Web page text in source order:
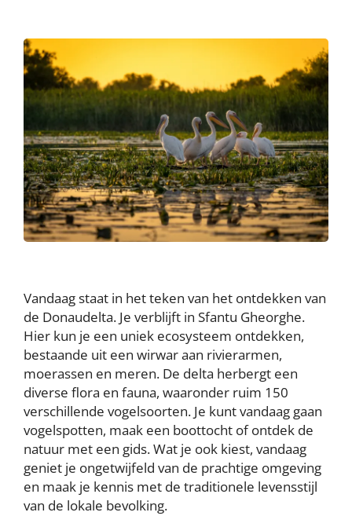
Vandaag staat in het teken van het ontdekken van
de Donaudelta. Je verblijft in Sfantu Gheorghe.
Hier kun je een uniek ecosysteem ontdekken,
bestaande uit een wirwar aan rivierarmen,
moerassen en meren. De delta herbergt een
diverse flora en fauna, waaronder ruim 150
verschillende vogelsoorten. Je kunt vandaag gaan
vogelspotten, maak een boottocht of ontdek de
natuur met een gids. Wat je ook kiest, vandaag
geniet je ongetwijfeld van de prachtige omgeving
en maak je kennis met de traditionele levensstijl
van de lokale bevolking.